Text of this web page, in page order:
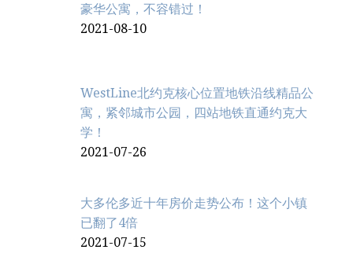
豪华公寓，不容错过！
2021-08-10
WestLine北约克核心位置地铁沿线精品公
寓，紧邻城市公园，四站地铁直通约克大
学！
2021-07-26
大多伦多近十年房价走势公布！这个小镇
已翻了4倍
2021-07-15